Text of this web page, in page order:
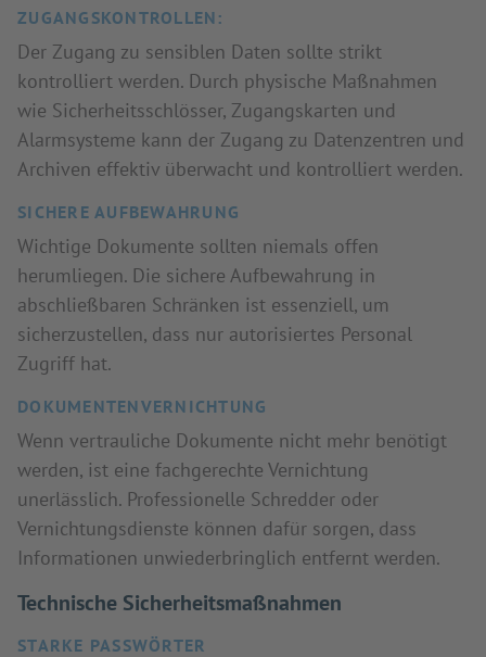
ZUGANGSKONTROLLEN:
Der Zugang zu sensiblen Daten sollte strikt
kontrolliert werden. Durch physische Maßnahmen
wie Sicherheitsschlösser, Zugangskarten und
Alarmsysteme kann der Zugang zu Datenzentren und
Archiven effektiv überwacht und kontrolliert werden.
SICHERE AUFBEWAHRUNG
Wichtige Dokumente sollten niemals offen
herumliegen. Die sichere Aufbewahrung in
abschließbaren Schränken ist essenziell, um
sicherzustellen, dass nur autorisiertes Personal
Zugriff hat.
DOKUMENTENVERNICHTUNG
Wenn vertrauliche Dokumente nicht mehr benötigt
werden, ist eine fachgerechte Vernichtung
unerlässlich. Professionelle Schredder oder
Vernichtungsdienste können dafür sorgen, dass
Informationen unwiederbringlich entfernt werden.
Technische Sicherheitsmaßnahmen
STARKE PASSWÖRTER